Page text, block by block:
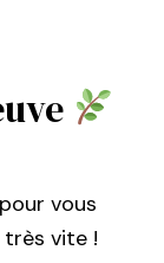
vous
très vite !